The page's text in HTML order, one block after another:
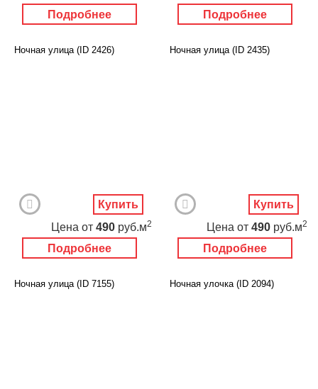
Подробнее Подробнее
Ночная улица (ID 2426)
Подробнее
Цена от 490 руб.м2
Купить
Ночная улица (ID 2435)
Подробнее
Цена от 490 руб.м2
Купить
Ночная улица (ID 7155) Ночная улочка (ID 2094)